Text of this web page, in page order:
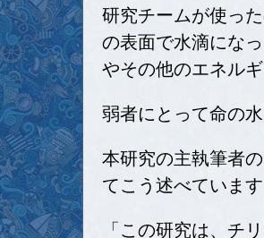
研究チームが使っ
の表面で水滴にな
やその他のエネル
弱者にとって命の
本研究の主執筆者
てこう述べています
「この研究は、チ